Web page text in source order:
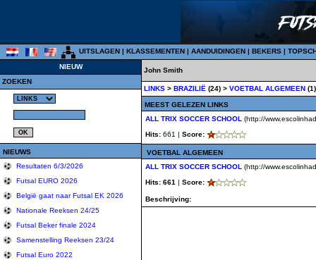
UITSLAGEN | KLASSEMENTEN | AANDUIDINGEN | BEKERS |
NIEUW
ZOEKEN
NIEUWS
Resultaten 6/3/2026
Futsal EURO 2026
België gaat naar Futsal EK 2026
Nationale Reeksen 24/25
Futsal Beker finale 2024
Samenstelling Reeksen 23/24
Futsal Euro 2022
John Smith
LINKS > BRAZILIË (24) > VOETBAL ALGEMEEN
MEEST GELEZEN LINKS
ALL TRIX SOCCER SCHOOL (http://
Hits: 661 | Score:
VOETBAL ALGEMEEN
ALL TRIX SOCCER SCHOOL (http://
Hits: 661 | Score:
Beschrijving: